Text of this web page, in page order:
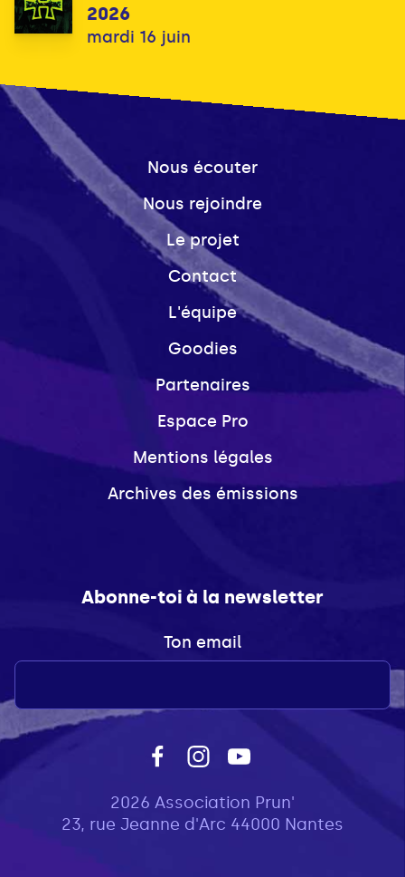
2026
mardi 16 juin
Nous écouter
Nous rejoindre
Le projet
Contact
L'équipe
Goodies
Partenaires
Espace Pro
Mentions légales
Archives des émissions
Abonne-toi à la newsletter
Ton email
2026 Association Prun'
23, rue Jeanne d'Arc 44000 Nantes